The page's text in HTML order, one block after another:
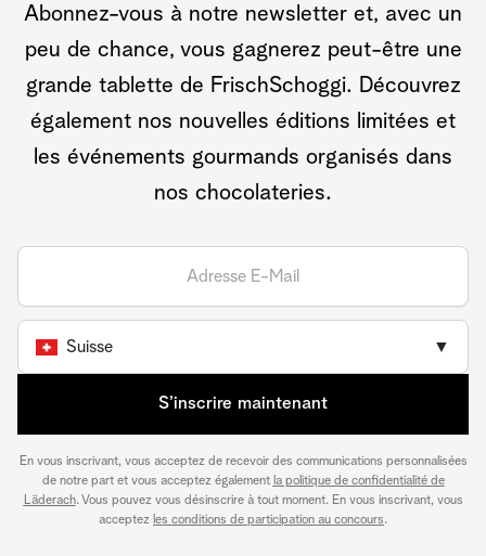
Abonnez-vous à notre newsletter et, avec un
peu de chance, vous gagnerez peut-être une
grande tablette de FrischSchoggi. Découvrez
également nos nouvelles éditions limitées et
les événements gourmands organisés dans
nos chocolateries.
Suisse ▼
S’inscrire maintenant
En vous inscrivant, vous acceptez de recevoir des communications personnalisées
de notre part et vous acceptez également la politique de confidentialité de
Läderach. Vous pouvez vous désinscrire à tout moment. En vous inscrivant, vous
acceptez les conditions de participation au concours.